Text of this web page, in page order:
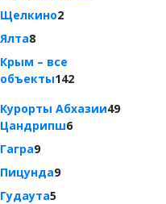
Щелкино2
Ялта8
Крым – все
объекты142
Курорты Абхазии49
Цандрипш6
Гагра9
Пицунда9
Гудаута5